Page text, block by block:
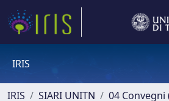
IRIS
IRIS SIARI UNITN
04